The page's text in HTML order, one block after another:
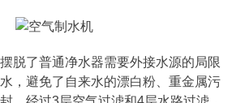
脱了普通净水器需要外接水源的局限
，避免了自来水的漂白粉、重金属污